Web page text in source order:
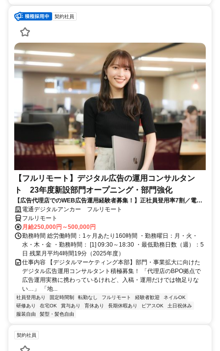
契約社員
【フルリモート】デジタル広告の運用コンサルタン
ト 23年度新設部門オープニング・部門強化
【広告代理店でのWEB広告運用経験者募集！】正社員登用率7割／電通
G／全国×完全在宅／年休126日・土日祝休み／残業月平均4時間19分
電通デジタルアンカー フルリモート
フルリモート
月給250,000円～500,000円
勤務時間 総労働時間：1ヶ月あたり160時間 ・勤務曜日：月・火・
水・木・金 ・勤務時間： [1] 09:30～18:30 ・最低勤務日数（週）：5
日 残業月平均4時間19分（2025年度）
仕事内容 【デジタルマーケティング本部】部門・事業拡大に向けた
デジタル広告運用コンサルタント積極募集！ 「代理店のBPO拠点で
広告運用実務に携わっているけれど、入稿・運用だけでは物足りな
い…」 「地...
社員登用あり 固定時間制 転勤なし フルリモート 経験者歓迎
ネイルOK
研修あり
在宅OK 賞与あり 育休あり 長期休暇あり ピアスOK
土日祝休み
服装自由
髪型・髪色自由
契約社員